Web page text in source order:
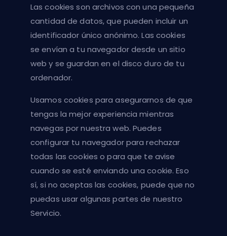
Las cookies son archivos con una pequeña
cantidad de datos, que pueden incluir un
identificador único anónimo. Las cookies
se envían a tu navegador desde un sitio
web y se guardan en el disco duro de tu
ordenador.
Usamos cookies para asegurarnos de que
tengas la mejor experiencia mientras
navegas por nuestra web. Puedes
configurar tu navegador para rechazar
todas las cookies o para que te avise
cuando se esté enviando una cookie. Eso
sí, si no aceptas las cookies, puede que no
puedas usar algunas partes de nuestro
Servicio.